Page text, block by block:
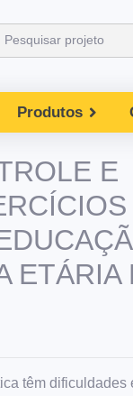
Produtos
E
ETÁRIA
têm dificuldades